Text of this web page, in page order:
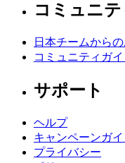
コミュニテ
日本チームから
コミュニティガ
サポート
ヘルプ
キャンペーンガイ
プライバシー